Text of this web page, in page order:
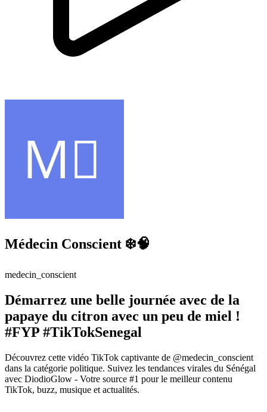
Médecin Conscient ❄️🧠
medecin_conscient
Démarrez une belle journée avec de la
papaye du citron avec un peu de miel !
#FYP #TikTokSenegal
Découvrez cette vidéo TikTok captivante de @medecin_conscient
dans la catégorie politique. Suivez les tendances virales du Sénégal
avec DiodioGlow - Votre source #1 pour le meilleur contenu
TikTok, buzz, musique et actualités.